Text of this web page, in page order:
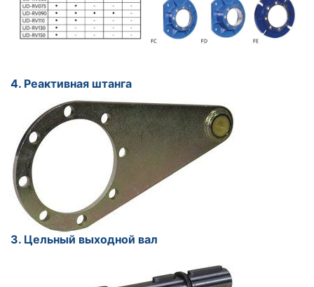
4. Реактивная штанга
3. Цельный выходной вал